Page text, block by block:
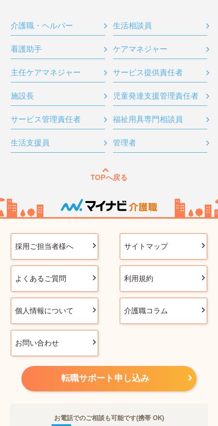
介護職・ヘルパー 生活相談員
看護助手 ケアマネジャー
主任ケアマネジャー サービス提供責任者
施設長 児童発達支援管理責任者
サービス管理責任者 福祉用具専門相談員
生活支援員 管理者
TOPへ戻る
採用ご担当者様へ サイトマップ
よくあるご質問 利用規約
個人情報について 介護職コラム
お問い合わせ
転職サポート申し込み
お電話でのご相談も可能です(携帯 OK)